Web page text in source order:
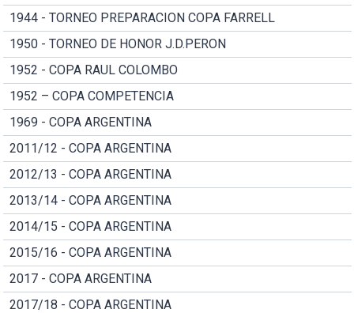
1944 - TORNEO PREPARACION COPA FARRELL
1950 - TORNEO DE HONOR J.D.PERON
1952 - COPA RAUL COLOMBO
1952 – COPA COMPETENCIA
1969 - COPA ARGENTINA
2011/12 - COPA ARGENTINA
2012/13 - COPA ARGENTINA
2013/14 - COPA ARGENTINA
2014/15 - COPA ARGENTINA
2015/16 - COPA ARGENTINA
2017 - COPA ARGENTINA
2017/18 - COPA ARGENTINA